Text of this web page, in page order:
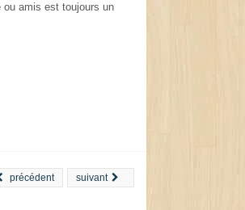
ou amis est toujours un
suivant
précédent